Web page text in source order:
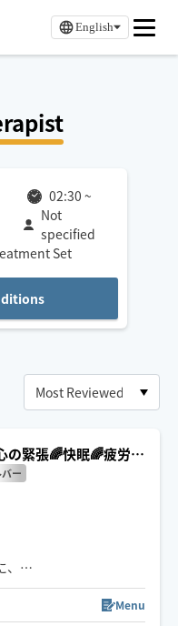
English
02:30 ~
Not
specified
Set
の緊張🌈快眠🌈疲労回
ー
Menu